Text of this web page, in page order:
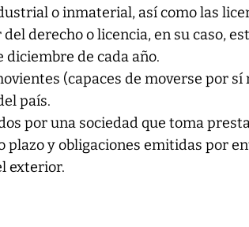
o inmaterial, así como las
derecho o licencia, en su caso,
diciembre de cada año.
(capaces de moverse por sí
país.
por una sociedad que toma
y obligaciones emitidas por
exterior.